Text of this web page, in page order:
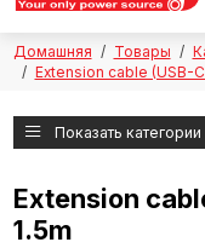
Домашняя Товары
Extension cable (USB-
Показать категории
Extension
1.5m